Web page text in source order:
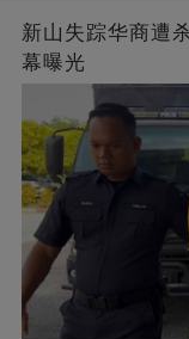
新山失踪华商遭
幕曝光